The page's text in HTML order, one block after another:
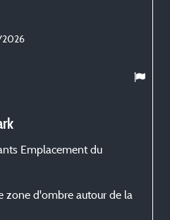
Emplacement du
zone d'ombre autour de la